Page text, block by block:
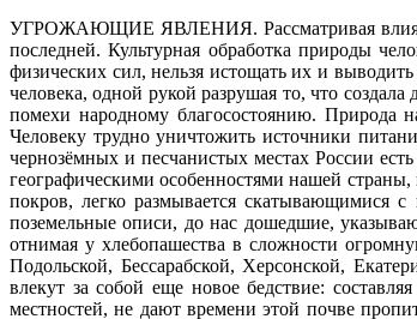
УГРОЖАЮЩИЕ ЯВЛЕНИЯ. Рассматривая
последней. Культурная обработка природы
физических сил, нельзя истощать их и
человека, одной рукой разрушая то, что
помехи народному благосостоянию. Природа
Человеку трудно уничтожить источники
чернозёмных и песчанистых местах России
географическими особенностями нашей
покров, легко размывается скатывающимися
поземельные описи, до нас дошедшие,
отнимая у хлебопашества в сложности
Подольской, Бессарабской, Херсонской,
влекут за собой еще новое бедствие:
местностей, не дают времени этой почве